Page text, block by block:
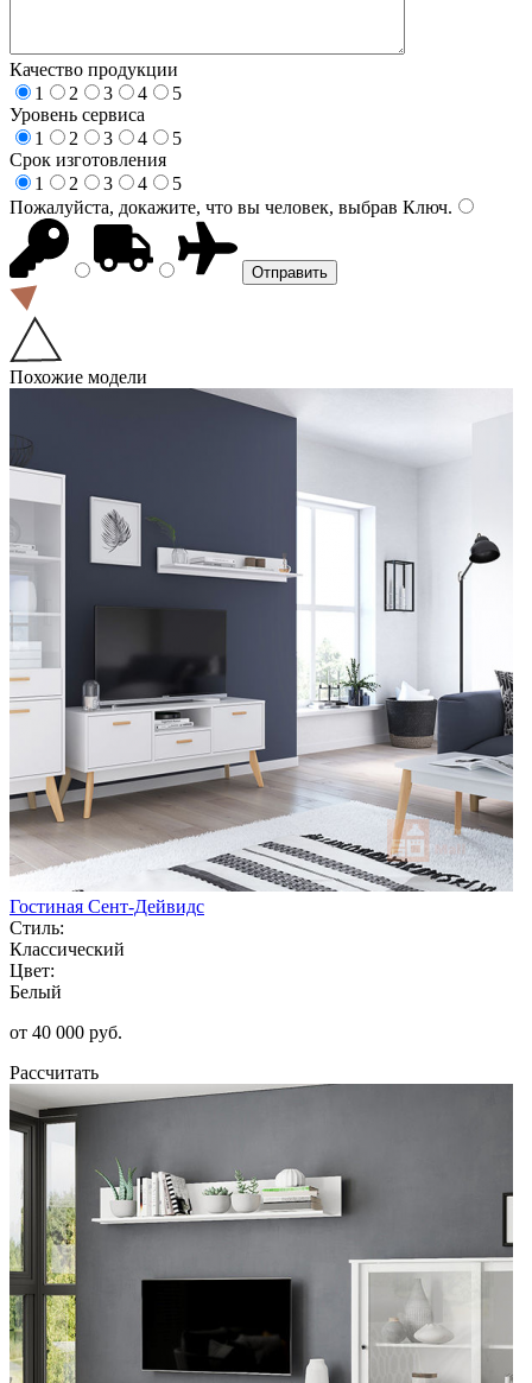
Качество продукции
1
2 3 4
5
Уровень сервиса
1
2 3 4
5
Срок изготовления
1
2 3 4
5
Пожалуйста, докажите, что вы человек, выбрав Ключ.
Похожие модели
Гостиная Сент-Дейвидс
Стиль:
Классический
Цвет:
Белый
от 40 000 руб.
Рассчитать